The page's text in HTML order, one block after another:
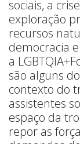
sociais, a
exploração
recursos
democracia
a
são alguns
contexto do
assistentes
espaço da
repor as